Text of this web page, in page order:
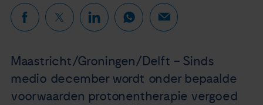
Doneer nu
Nieuws
Agenda
Maastricht/Groningen/Delft – Sinds
medio december wordt onder bepaalde
voorwaarden protonentherapie vergoed